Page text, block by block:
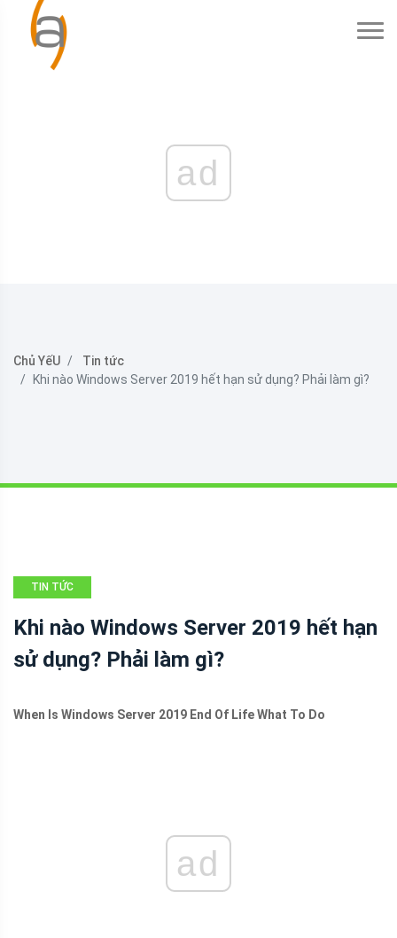
ad
Chủ YếU
Tin tức
Khi nào Windows Server 2019 hết hạn sử dụng? Phải làm gì?
TIN TỨC
Khi nào Windows Server 2019 hết hạn
sử dụng? Phải làm gì?
When Is Windows Server 2019 End Of Life What To Do
ad